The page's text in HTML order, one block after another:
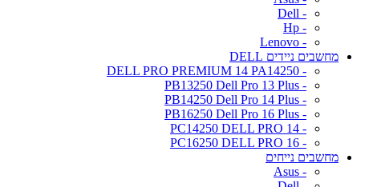
- Dell
- Hp
- Lenovo
מחשבים ניידים DELL
- DELL PRO PREMIUM 14 PA14250
- PB13250 Dell Pro 13 Plus
- PB14250 Dell Pro 14 Plus
- PB16250 Dell Pro 16 Plus
- PC14250 DELL PRO 14
- PC16250 DELL PRO 16
מחשבים נייחים
- Asus